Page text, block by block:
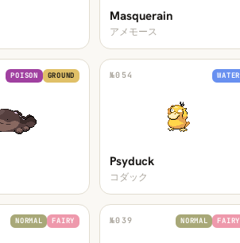
Masquerain
アメモース
POISON GROUND №054 WATER
Psyduck
コダック
NORMAL FAIRY №039 NORMAL FAIRY